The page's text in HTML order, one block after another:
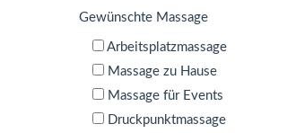
Gewünschte Massage
Arbeitsplatzmassage
Massage zu Hause
Massage für Events
Druckpunktmassage